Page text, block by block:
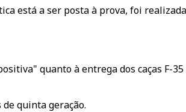
está a ser posta à prova, foi
quanto à entrega dos caças F-
quinta geração.